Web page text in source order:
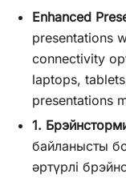
Enhanced
presentations
connectivity
laptops,
presentations
1.
байланысты
әртүрлі